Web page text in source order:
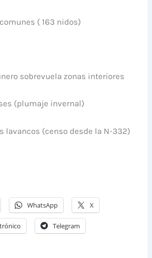
( 163 nidos)
sobrevuela zonas interiores
(plumaje invernal)
lavancos (censo desde la N-332)
WhatsApp X
Telegram